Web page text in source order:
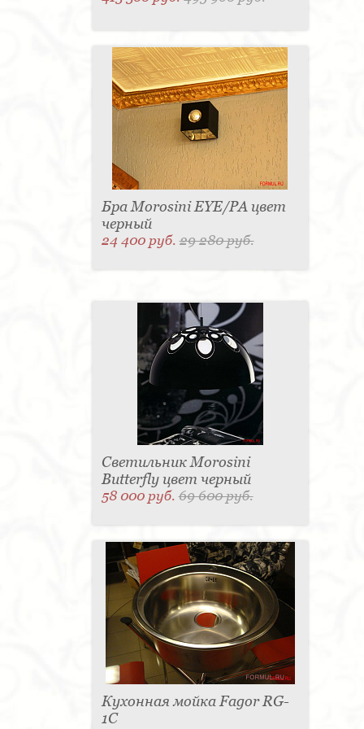
Бра Morosini EYE/PA цвет
черный
24 400 руб.29 280 руб.
Светильник Morosini
Butterfly цвет черный
58 000 руб.69 600 руб.
Кухонная мойка Fagor RG-
1C